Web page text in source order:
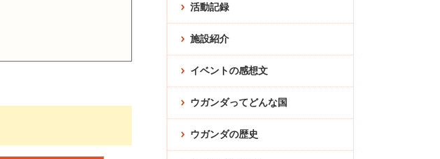
活動記録
施設紹介
イベントの感想文
ウガンダってどんな国
ウガンダの歴史